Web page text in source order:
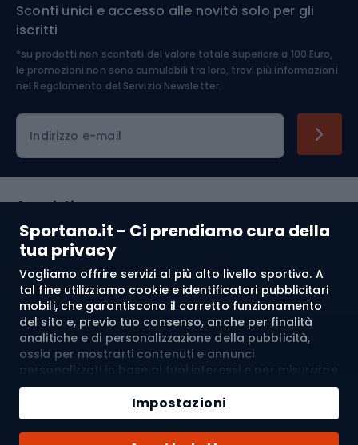
Sportano.it - Ci prendiamo cura della
tua privacy
Vogliamo offrire servizi al più alto livello sportivo. A
tal fine utilizziamo cookie e identificatori pubblicitari
mobili, che garantiscono il corretto funzionamento
del sito e, previo tuo consenso, anche per finalità
analitiche e di personalizzazione della pubblicità,
ossia per mostrarti contenuti e annunci
personalizzati in base ai tuoi interessi e per misurarne
l’efficacia. I cookie e gli identificatori pubblicitari
mobili possono essere utilizzati sia per attività
pubblicitarie personalizzate sia non personalizzate, a
seconda dei consensi da te espressi. Se clicchi su
Impostazioni
Quantità
Aggiungi al carrello
Acquista con
Medicina dello sport
Abbigliamento ciclistico
Sconti unici e accesso alle novità solo per gli
iscritti
*su prodotti non scontati del valore totale superiore a 100 Euro,
le promozioni non sono cumulabili tra loro, trovi più informazioni
nel Regolamento del Servizio Newsletter.
Indirizzo e-mail
Acquisti
Servizio clienti
Regolamento
Chi siamo
© 2026 Sportano